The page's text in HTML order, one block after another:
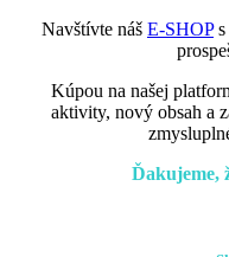
Navštívte náš E-SHOPs
Kúpou na našej
aktivity, nový obsah a
Ďakujeme,